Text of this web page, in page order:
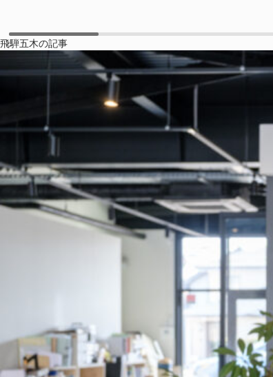
飛騨五木の記事